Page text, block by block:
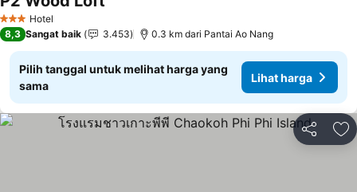
3 BintangHotel
8,3 Sangat baik 3.453 0.3 km dari Pantai Ao Nang
Pilih tanggal untuk melihat harga yang
sama
Lihat harga
Bagikan